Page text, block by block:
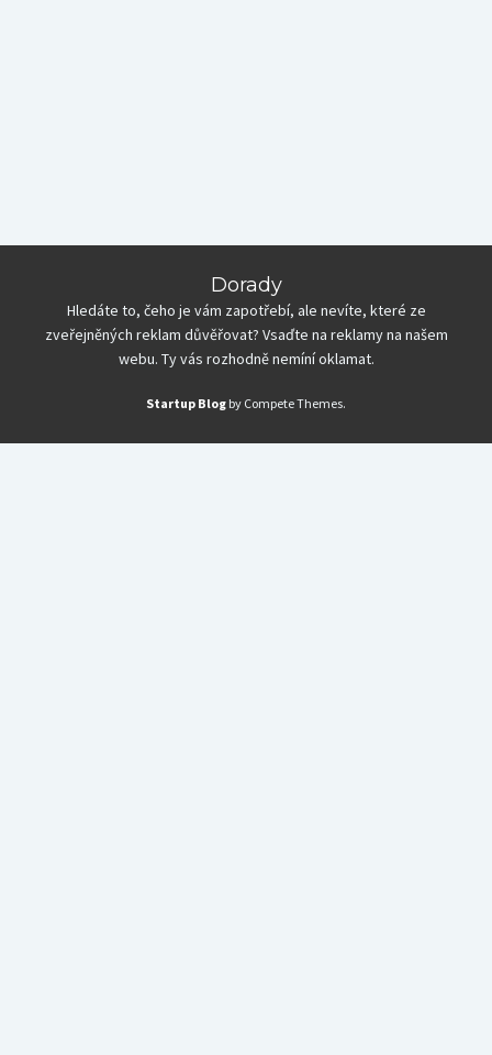
Dorady
Hledáte to, čeho je vám zapotřebí, ale nevíte, které ze
zveřejněných reklam důvěřovat? Vsaďte na reklamy na našem
webu. Ty vás rozhodně nemíní oklamat.
Startup Blog by Compete Themes.